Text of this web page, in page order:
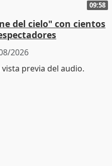
09:58
del cielo" con cientos
2026